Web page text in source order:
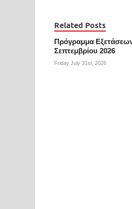
Related Posts
Πρόγραμμα
Σεπτεμβρίου 2026
Friday July 31st, 2026